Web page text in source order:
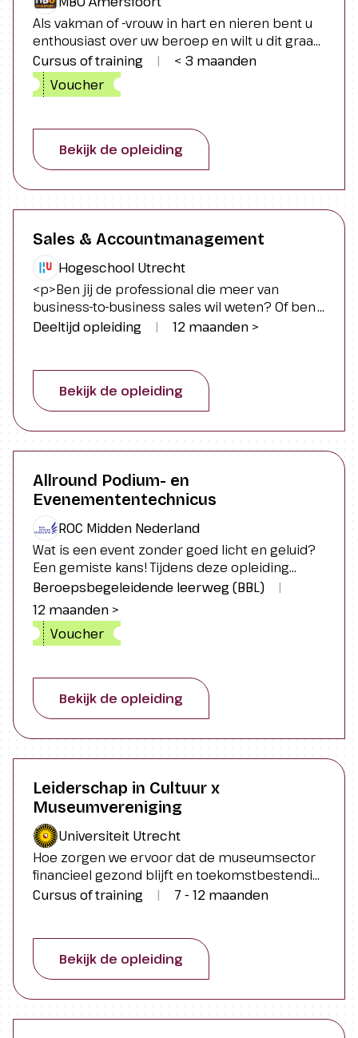
Als vakman of -vrouw in hart en nieren bent u
enthousiast over uw beroep en wilt u dit graag
overdragen aan nieuw talent. Het is dan van
belang dat u niet alleen de kneepjes van het
vak kent, maar ook voldoende
cursus voor praktijkopleiders ontwikkeld.
Cursus of training |
< 3 maanden
Voucher
Bekijk de opleiding
Sales & Accountmanagement
Hogeschool Utrecht
<p>Ben jij de professional die meer van
business-to-business sales wil weten? Of ben
jij de gekwalificeerde mbo'er die graag verder
Deeltijd opleiding | 12 maanden >
Bekijk de opleiding
Allround Podium- en
Evenemententechnicus
ROC Midden Nederland
Wat is een event zonder goed licht en geluid?
Een gemiste kans! Tijdens deze opleiding
wordt je een expert in podiumbouw,
lichtinstallaties en beeld- en geluidstechniek.
Beroepsbegeleidende leerweg (BBL)
|
12 maanden >
Voucher
Bekijk de opleiding
Leiderschap in Cultuur x
Museumvereniging
Universiteit Utrecht
Hoe zorgen we ervoor dat de museumsector
financieel gezond blijft en toekomstbestendig
is? Op welke manieren kunnen we musea
binnen de organisatie en met het complexe
speelveld eromheen? Dit zijn de dragende
thema’s binnen de tweede editie van
Leiderschap in Cultuur (LinC) x
Museumvereniging.
Cursus of training | 7 - 12 maanden
Bekijk de opleiding